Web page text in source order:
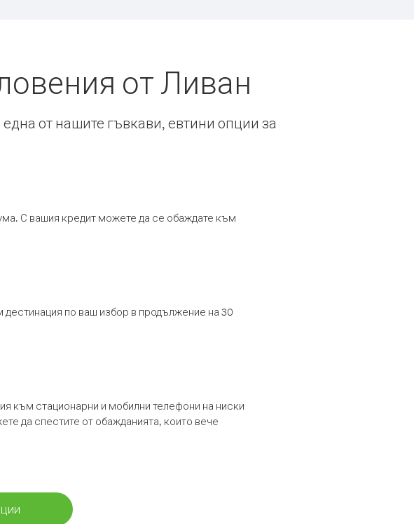
от Ливан
от нашите гъвкави, евтини опции за
С вашия кредит можете да се обаждате към
по ваш избор в продължение на 30
към стационарни и мобилни телефони на ниски
да спестите от обажданията, които вече